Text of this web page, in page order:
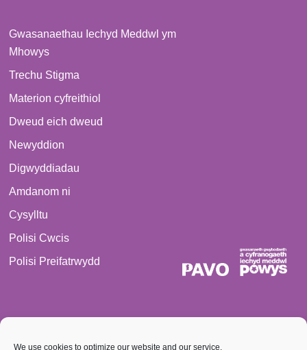
We use cookies to optimize our website and our service.
Gwasanaethau Iechyd Meddwl ym
Mhowys
Trechu Stigma
Materion cyfreithiol
Dweud eich dweud
Newyddion
Digwyddiadau
Amdanom ni
Cysylltu
Polisi Cwcis
Polisi Preifatrwydd